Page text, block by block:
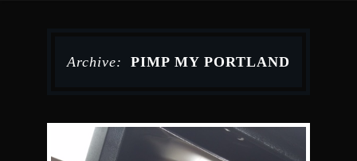
Archive: PIMP MY PORTLAND